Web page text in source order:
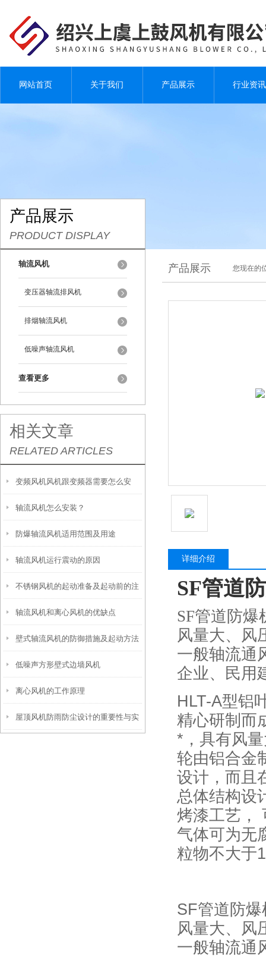
网站首页 关于我们 产品展示 行业资讯
产品展示
PRODUCT DISPLAY
轴流风机
变压器轴流排风机
排烟轴流风机
低噪声轴流风机
查看更多
相关文章
RELATED ARTICLES
变频风机风机跟变频器需要怎么安
装，怎么接线
轴流风机怎么安装？
防爆轴流风机适用范围及用途
轴流风机运行震动的原因
不锈钢风机的起动准备及起动前的注
意事项
轴流风机和离心风机的优缺点
壁式轴流风机的防御措施及起动方法
低噪声方形壁式边墙风机
离心风机的工作原理
屋顶风机防雨防尘设计的重要性与实
产品展示 您现在的
详细介绍
SF管道
SF管道防爆
风量大、风
一般轴流通
企业、民用
HLT-A型铝
精心研制而
*，具有风
轮由铝合金
设计，而且
总体结构设
烤漆工艺，
气体可为无
粒物不大于
SF管道防
风量大、风
一般轴流通